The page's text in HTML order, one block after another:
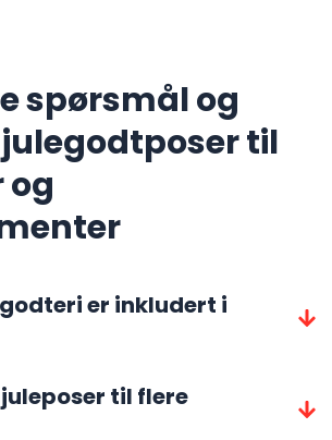
spørsmål og
til
og
er inkludert i
til flere